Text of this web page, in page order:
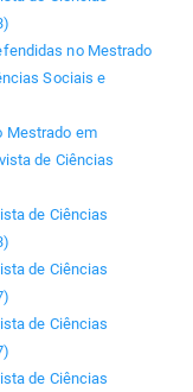
no Mestrado
Sociais e
Mestrado em
de Ciências
de Ciências
de Ciências
de Ciências
de Ciências